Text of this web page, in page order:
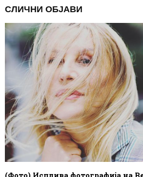
СЛИЧНИ ОБЈАВИ
(Фото) Исплива фотографија на